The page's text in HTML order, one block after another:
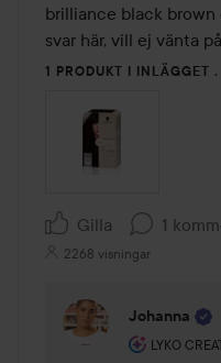
brilliance black brown
svar här, vill ej vänta
1 PRODUKT I INLÄGGET .
Gilla 1
2268 visningar
Johanna
LYKO